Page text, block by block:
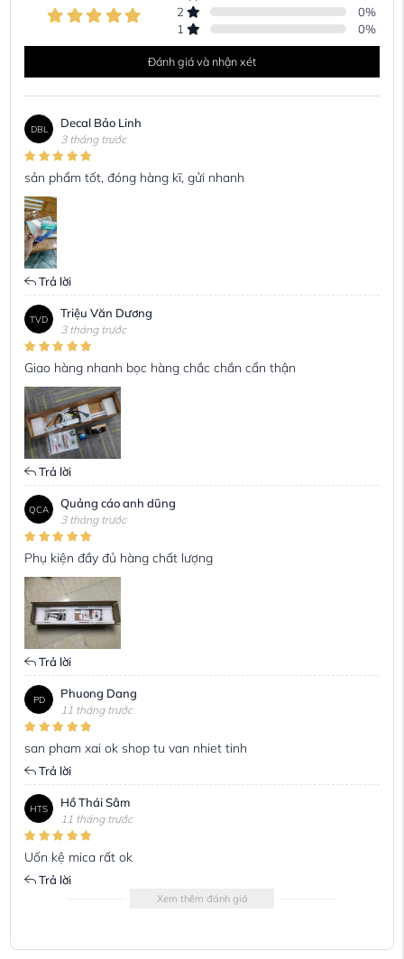
2
0%
1
0%
Đánh giá và nhận xét
DBL Decal Bảo Linh
3 tháng trước
sản phẩm tốt, đóng hàng kĩ, gửi nhanh
Trả lời
TVD Triệu Văn Dương
3 tháng trước
Giao hàng nhanh bọc hàng chắc chắn cẩn thận
Trả lời
QCA Quảng cáo anh dũng
3 tháng trước
Phụ kiện đầy đủ hàng chất lượng
Trả lời
PD Phuong Dang
11 tháng trước
san pham xai ok shop tu van nhiet tinh
Trả lời
HTS Hồ Thái Sâm
11 tháng trước
Uốn kệ mica rất ok
Trả lời
Xem thêm đánh giá